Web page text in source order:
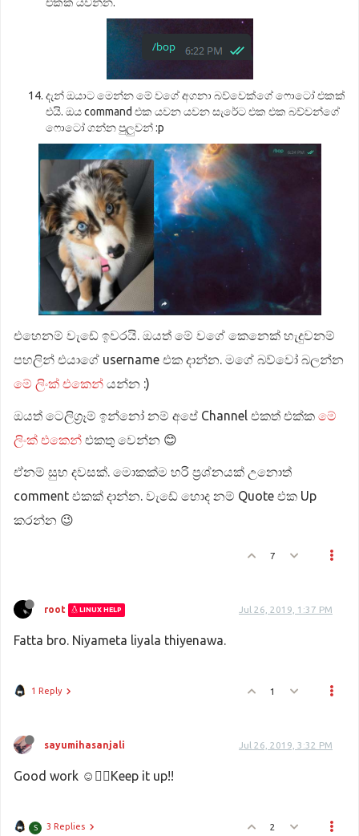
දැන් ඔයාට මෙන්න මේ වගේ අගනා බව්වෙක්ගේ ෆොටෝ එකක්
එයි. ඔය command එක යවන යවන සැරේට එක එක බව්වන්ගේ
ෆොටෝ ගන්න පුලුවන් :p
එහෙනම් වැඩේ ඉවරයි. ඔයත් මේ වගේ කෙනෙක් හැදුවනම්
පහලින් එයාගේ username එක දාන්න. මගේ බව්වෝ බලන්න
මේ ලිංක් එකෙන් යන්න :)
ඔයත් ටෙලිග්‍රෑම් ඉන්නෝ නම් අපේ Channel එකත් එක්ක මේ
ලිංක් එකෙන් එකතු වෙන්න 😊
ඒනම් සුභ දවසක්. මොකක්ම හරි ප්‍රශ්නයක් උනොත්
comment එකක් දාන්න. වැඩේ හොද නම් Quote එක Up
කරන්න 😉
7
root LINUX HELP Jul 26, 2019, 1:37 PM
Fatta bro. Niyameta liyala thiyenawa.
1 Reply 1
sayumihasanjali Jul 26, 2019, 3:32 PM
Good work ☺️👍🏻Keep it up!!
S 3 Replies 2